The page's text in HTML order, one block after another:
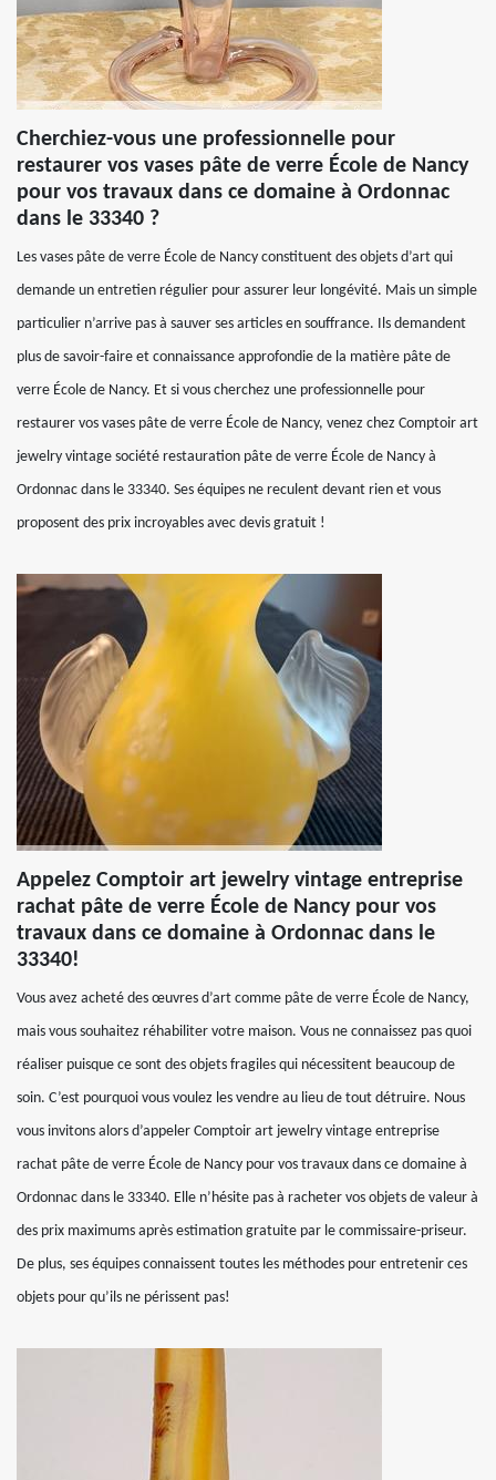
Cherchiez-vous une professionnelle pour
restaurer vos vases pâte de verre École de Nancy
pour vos travaux dans ce domaine à Ordonnac
dans le 33340 ?
Les vases pâte de verre École de Nancy constituent des objets d’art qui
demande un entretien régulier pour assurer leur longévité. Mais un simple
particulier n’arrive pas à sauver ses articles en souffrance. Ils demandent
plus de savoir-faire et connaissance approfondie de la matière pâte de
verre École de Nancy. Et si vous cherchez une professionnelle pour
restaurer vos vases pâte de verre École de Nancy, venez chez Comptoir art
jewelry vintage société restauration pâte de verre École de Nancy à
Ordonnac dans le 33340. Ses équipes ne reculent devant rien et vous
proposent des prix incroyables avec devis gratuit !
Appelez Comptoir art jewelry vintage entreprise
rachat pâte de verre École de Nancy pour vos
travaux dans ce domaine à Ordonnac dans le
33340!
Vous avez acheté des œuvres d’art comme pâte de verre École de Nancy,
mais vous souhaitez réhabiliter votre maison. Vous ne connaissez pas quoi
réaliser puisque ce sont des objets fragiles qui nécessitent beaucoup de
soin. C’est pourquoi vous voulez les vendre au lieu de tout détruire. Nous
vous invitons alors d’appeler Comptoir art jewelry vintage entreprise
rachat pâte de verre École de Nancy pour vos travaux dans ce domaine à
Ordonnac dans le 33340. Elle n’hésite pas à racheter vos objets de valeur à
des prix maximums après estimation gratuite par le commissaire-priseur.
De plus, ses équipes connaissent toutes les méthodes pour entretenir ces
objets pour qu’ils ne périssent pas!